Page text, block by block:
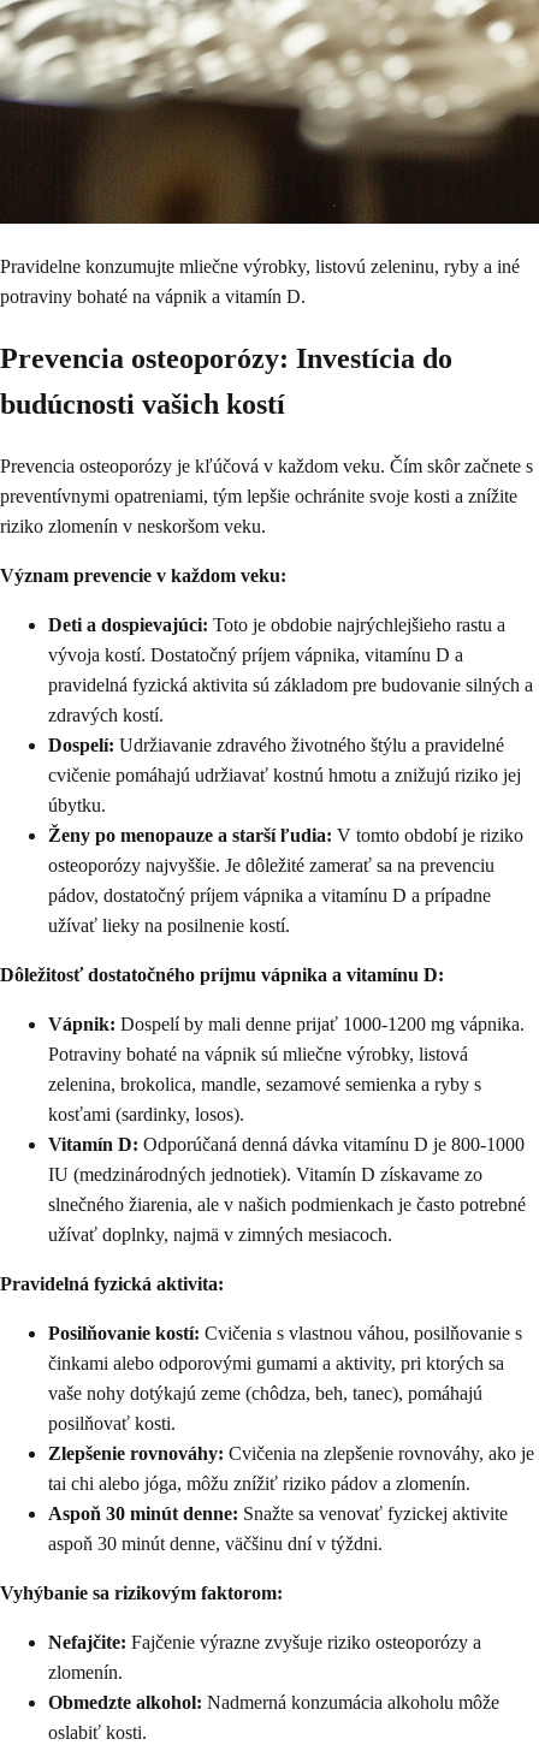
Pravidelne konzumujte mliečne výrobky, listovú zeleninu, ryby a iné
potraviny bohaté na vápnik a vitamín D.
Prevencia osteoporózy: Investícia do
budúcnosti vašich kostí
Prevencia osteoporózy je kľúčová v každom veku. Čím skôr začnete s
preventívnymi opatreniami, tým lepšie ochránite svoje kosti a znížite
riziko zlomenín v neskoršom veku.
Význam prevencie v každom veku:
Deti a dospievajúci: Toto je obdobie najrýchlejšieho rastu a
vývoja kostí. Dostatočný príjem vápnika, vitamínu D a
pravidelná fyzická aktivita sú základom pre budovanie silných a
zdravých kostí.
Dospelí: Udržiavanie zdravého životného štýlu a pravidelné
cvičenie pomáhajú udržiavať kostnú hmotu a znižujú riziko jej
úbytku.
Ženy po menopauze a starší ľudia: V tomto období je riziko
osteoporózy najvyššie. Je dôležité zamerať sa na prevenciu
pádov, dostatočný príjem vápnika a vitamínu D a prípadne
užívať lieky na posilnenie kostí.
Dôležitosť dostatočného príjmu vápnika a vitamínu D:
Vápnik: Dospelí by mali denne prijať 1000-1200 mg vápnika.
Potraviny bohaté na vápnik sú mliečne výrobky, listová
zelenina, brokolica, mandle, sezamové semienka a ryby s
kosťami (sardinky, losos).
Vitamín D: Odporúčaná denná dávka vitamínu D je 800-1000
IU (medzinárodných jednotiek). Vitamín D získavame zo
slnečného žiarenia, ale v našich podmienkach je často potrebné
užívať doplnky, najmä v zimných mesiacoch.
Pravidelná fyzická aktivita:
Posilňovanie kostí: Cvičenia s vlastnou váhou, posilňovanie s
činkami alebo odporovými gumami a aktivity, pri ktorých sa
vaše nohy dotýkajú zeme (chôdza, beh, tanec), pomáhajú
posilňovať kosti.
Zlepšenie rovnováhy: Cvičenia na zlepšenie rovnováhy, ako je
tai chi alebo jóga, môžu znížiť riziko pádov a zlomenín.
Aspoň 30 minút denne: Snažte sa venovať fyzickej aktivite
aspoň 30 minút denne, väčšinu dní v týždni.
Vyhýbanie sa rizikovým faktorom:
Nefajčite: Fajčenie výrazne zvyšuje riziko osteoporózy a
zlomenín.
Obmedzte alkohol: Nadmerná konzumácia alkoholu môže
oslabiť kosti.